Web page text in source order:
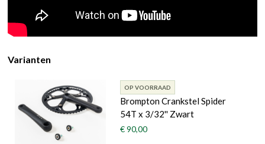
Varianten
OP VOORRAAD
Brompton Crankstel Spider
54T x 3/32'' Zwart
€ 90,00